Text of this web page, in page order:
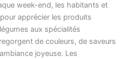
week-end, les habitants et
apprécier les produits
aux spécialités
de couleurs, de saveurs
joyeuse. Les